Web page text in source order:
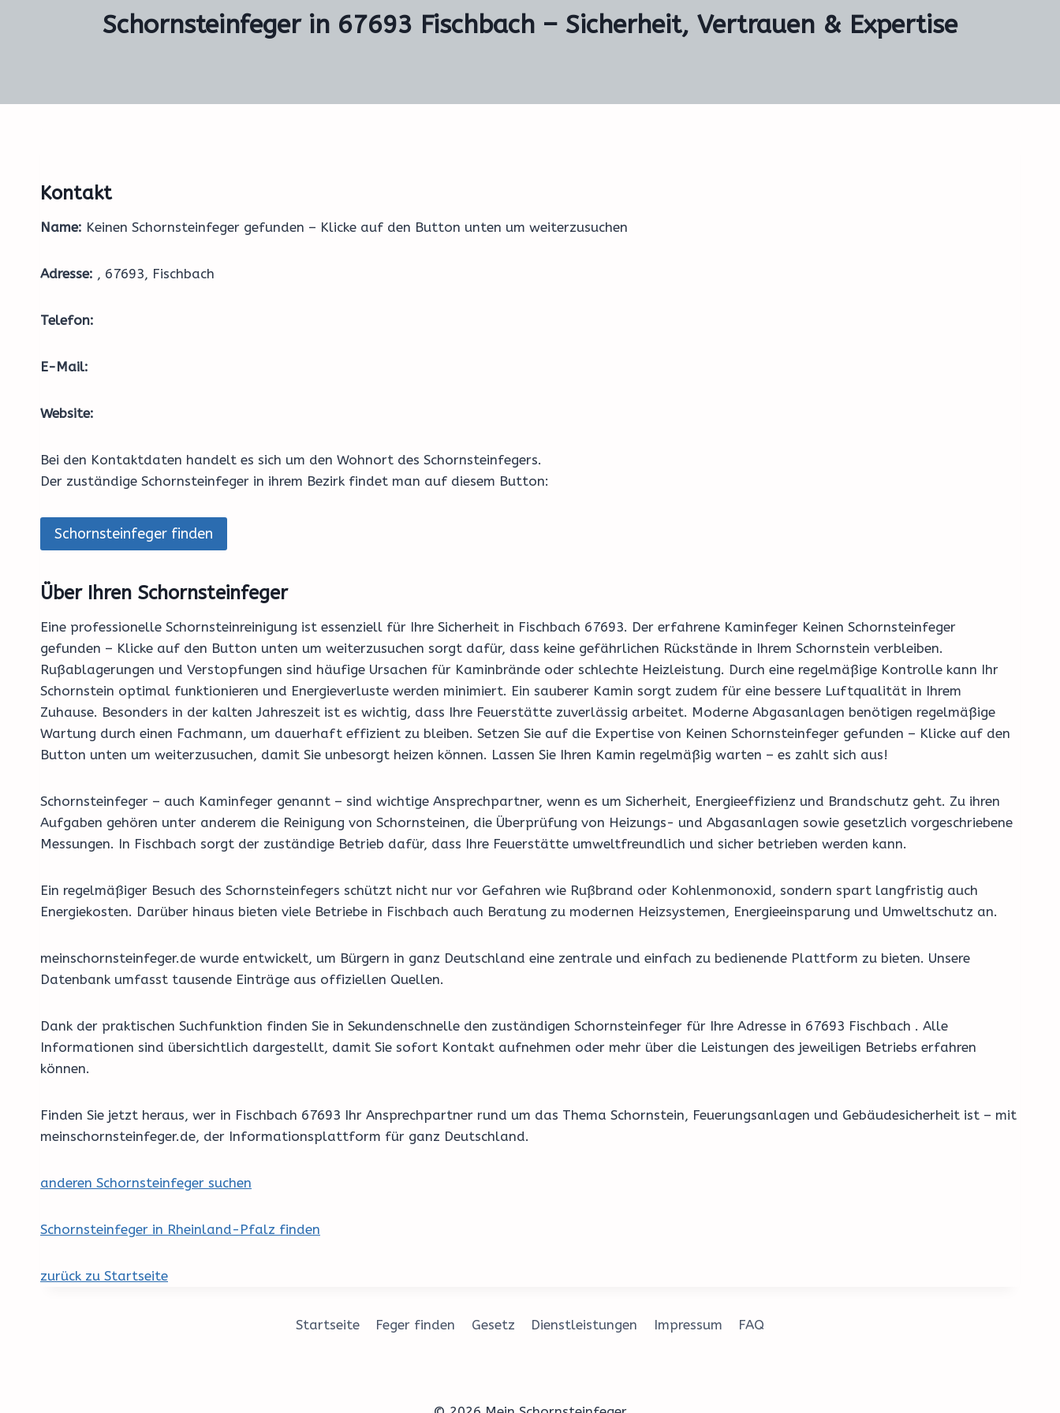
Schornsteinfeger in 67693 Fischbach – Sicherheit, Vertrauen & Expertise
Kontakt
Name: Keinen Schornsteinfeger gefunden – Klicke auf den Button unten um weiterzusuchen
Adresse: , 67693, Fischbach
Telefon:
E-Mail:
Website:
Bei den Kontaktdaten handelt es sich um den Wohnort des Schornsteinfegers.
Der zuständige Schornsteinfeger in ihrem Bezirk findet man auf diesem Button:
Schornsteinfeger finden
Über Ihren Schornsteinfeger
Eine professionelle Schornsteinreinigung ist essenziell für Ihre Sicherheit in Fischbach 67693. Der erfahrene Kaminfeger Keinen Schornsteinfeger
gefunden – Klicke auf den Button unten um weiterzusuchen sorgt dafür, dass keine gefährlichen Rückstände in Ihrem Schornstein verbleiben.
Rußablagerungen und Verstopfungen sind häufige Ursachen für Kaminbrände oder schlechte Heizleistung. Durch eine regelmäßige Kontrolle kann Ihr
Schornstein optimal funktionieren und Energieverluste werden minimiert. Ein sauberer Kamin sorgt zudem für eine bessere Luftqualität in Ihrem
Zuhause. Besonders in der kalten Jahreszeit ist es wichtig, dass Ihre Feuerstätte zuverlässig arbeitet. Moderne Abgasanlagen benötigen regelmäßige
Wartung durch einen Fachmann, um dauerhaft effizient zu bleiben. Setzen Sie auf die Expertise von Keinen Schornsteinfeger gefunden – Klicke auf den
Button unten um weiterzusuchen, damit Sie unbesorgt heizen können. Lassen Sie Ihren Kamin regelmäßig warten – es zahlt sich aus!
Schornsteinfeger – auch Kaminfeger genannt – sind wichtige Ansprechpartner, wenn es um Sicherheit, Energieeffizienz und Brandschutz geht. Zu ihren
Aufgaben gehören unter anderem die Reinigung von Schornsteinen, die Überprüfung von Heizungs- und Abgasanlagen sowie gesetzlich vorgeschriebene
Messungen. In Fischbach sorgt der zuständige Betrieb dafür, dass Ihre Feuerstätte umweltfreundlich und sicher betrieben werden kann.
Ein regelmäßiger Besuch des Schornsteinfegers schützt nicht nur vor Gefahren wie Rußbrand oder Kohlenmonoxid, sondern spart langfristig auch
Energiekosten. Darüber hinaus bieten viele Betriebe in Fischbach auch Beratung zu modernen Heizsystemen, Energieeinsparung und Umweltschutz an.
meinschornsteinfeger.de wurde entwickelt, um Bürgern in ganz Deutschland eine zentrale und einfach zu bedienende Plattform zu bieten. Unsere
Datenbank umfasst tausende Einträge aus offiziellen Quellen.
Dank der praktischen Suchfunktion finden Sie in Sekundenschnelle den zuständigen Schornsteinfeger für Ihre Adresse in 67693 Fischbach . Alle
Informationen sind übersichtlich dargestellt, damit Sie sofort Kontakt aufnehmen oder mehr über die Leistungen des jeweiligen Betriebs erfahren
können.
Finden Sie jetzt heraus, wer in Fischbach 67693 Ihr Ansprechpartner rund um das Thema Schornstein, Feuerungsanlagen und Gebäudesicherheit ist – mit
meinschornsteinfeger.de, der Informationsplattform für ganz Deutschland.
anderen Schornsteinfeger suchen
Schornsteinfeger in Rheinland-Pfalz finden
zurück zu Startseite
Startseite Feger finden Gesetz Dienstleistungen Impressum FAQ